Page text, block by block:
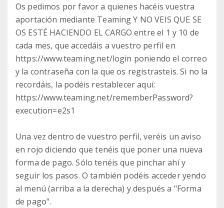
Os pedimos por favor a quienes hacéis vuestra
aportación mediante Teaming Y NO VEIS QUE SE
OS ESTÉ HACIENDO EL CARGO entre el 1 y 10 de
cada mes, que accedáis a vuestro perfil en
https://www.teaming.net/login poniendo el correo
y la contraseña con la que os registrasteis. Si no la
recordáis, la podéis restablecer aquí:
https://www.teaming.net/rememberPassword?
execution=e2s1
Una vez dentro de vuestro perfil, veréis un aviso
en rojo diciendo que tenéis que poner una nueva
forma de pago. Sólo tenéis que pinchar ahí y
seguir los pasos. O también podéis acceder yendo
al menú (arriba a la derecha) y después a "Forma
de pago".